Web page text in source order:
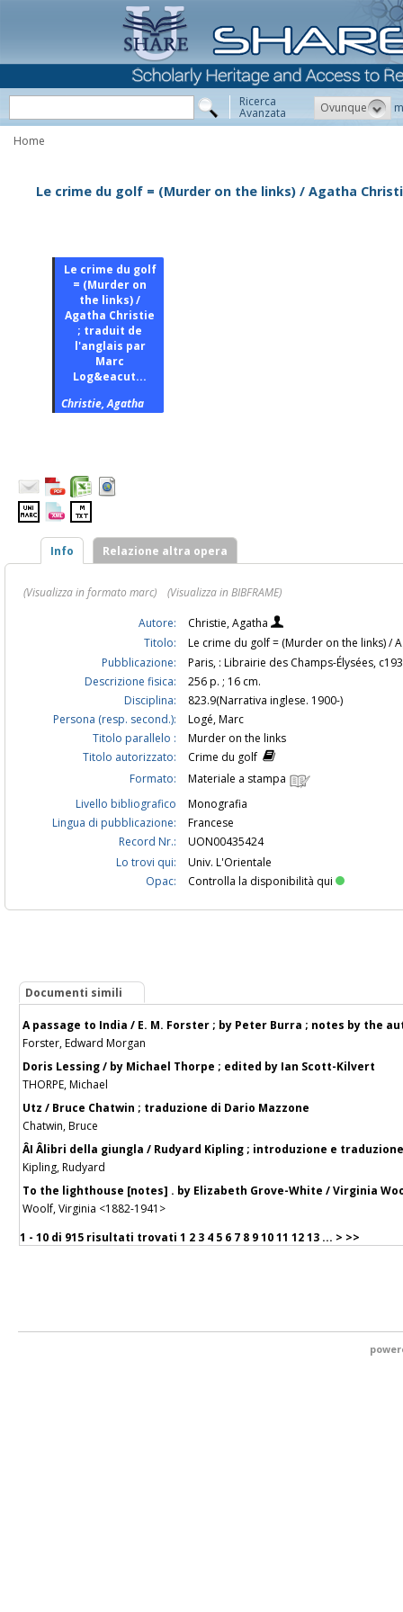
Ricerca
Avanzata Ovunque
Home
Le crime du golf = (Murder on the links) / Agatha
Le crime du golf
= (Murder on
the links) /
Agatha Christie
; traduit de
l'anglais par
Marc
Log&eacut...
Christie, Agatha
Info Relazione altra opera
(Visualizza in formato marc)
(Visualizza in BIBFRAME)
Autore:
Christie, Agatha
Titolo:
Le crime du golf = (Murder on the links) /
Pubblicazione:
Paris, : Librairie des Champs-Élysées,
Descrizione fisica:
256 p. ; 16 cm.
Disciplina:
823.9(Narrativa inglese. 1900-)
Persona (resp. second.):
Logé, Marc
Titolo parallelo :
Murder on the links
Titolo autorizzato:
Crime du golf
Formato:
Materiale a stampa
Livello bibliografico
Monografia
Lingua di pubblicazione:
Francese
Record Nr.:
UON00435424
Lo trovi qui:
Univ. L'Orientale
Opac:
Controlla la disponibilità qui
Documenti simili
A passage to India / E. M. Forster ; by Peter Burra ; notes by the
Forster, Edward Morgan
Doris Lessing / by Michael Thorpe ; edited by Ian Scott-Kilvert
THORPE, Michael
Utz / Bruce Chatwin ; traduzione di Dario Mazzone
Chatwin, Bruce
ÂI Âlibri della giungla / Rudyard Kipling ; introduzione e
Kipling, Rudyard
To the lighthouse [notes] . by Elizabeth Grove-White / Virginia
Woolf, Virginia <1882-1941>
1 - 10 di 915 risultati trovati 1 2 3 4 5 6 7 8 91011 1213 ... > >>